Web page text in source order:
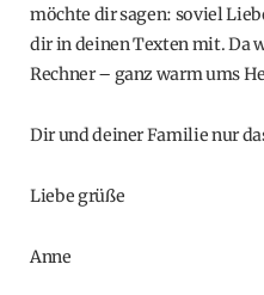
möchte dir sagen: soviel
dir in deinen Texten mit. Da
Rechner – ganz warm ums
Dir und deiner Familie nur
Liebe grüße
Anne